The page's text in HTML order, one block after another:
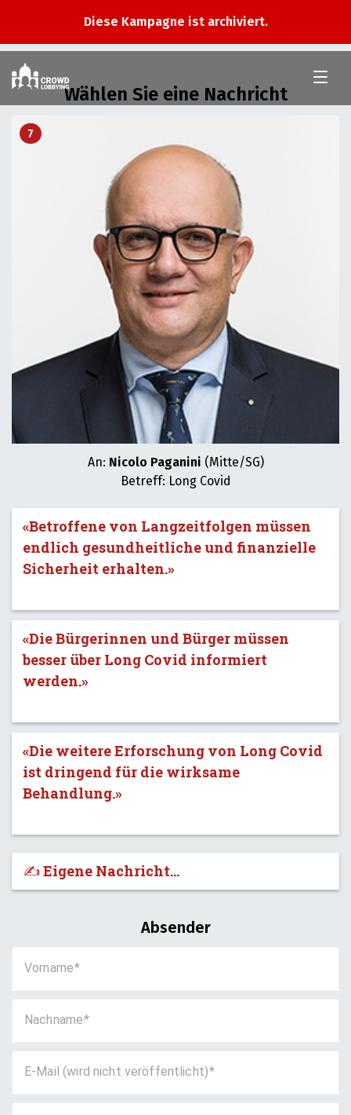
Diese Kampagne ist archiviert.
Wählen Sie eine Nachricht
7
An: Nicolo Paganini (Mitte/SG)
Betreff: Long Covid
«Betroffene von Langzeitfolgen müssen
endlich gesundheitliche und finanzielle
Sicherheit erhalten.»
«Die Bürgerinnen und Bürger müssen
besser über Long Covid informiert
werden.»
«Die weitere Erforschung von Long Covid
ist dringend für die wirksame
Behandlung.»
✍️ Eigene Nachricht...
Absender
Vorname
Nachname
E-Mail (wird nicht veröffentlicht)